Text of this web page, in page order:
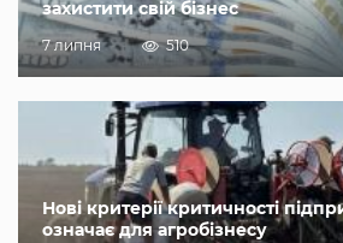
захистити свій бізнес
7 липня 510
Нові критерії критичності
означає для агробізнесу